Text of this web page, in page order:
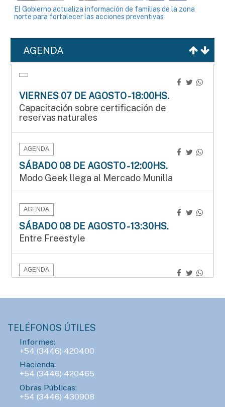
El Gobierno actualiza información de familias de la zona
norte para fortalecer las acciones preventivas
AGENDA
VIERNES 07 DE AGOSTO - 18:00HS.
Capacitación sobre certificación de
reservas naturales
AGENDA
SÁBADO 08 DE AGOSTO - 12:00HS.
Modo Geek llega al Mercado Munilla
AGENDA
SÁBADO 08 DE AGOSTO - 13:30HS.
Entre Freestyle
AGENDA
Manos que crean en el Mercado Munilla
AGENDA
DOMINGO 09 DE AGOSTO - 09:30HS.
AGENDA
TELÉFONOS ÚTILES
Informes:
+54 (3446) 420400
Hacienda:
+54 (3446) 420465
Obras Públicas:
+54 (3446) 430908